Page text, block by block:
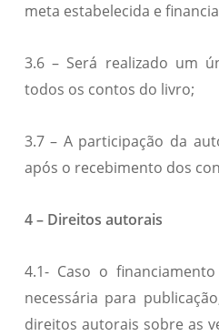
meta estabelecida e
3.6 – Será realizado um
todos os contos do livro;
3.7 – A participação da
após o recebimento dos
4 – Direitos autorais
4.1- Caso o
necessária para
direitos autorais sobre as